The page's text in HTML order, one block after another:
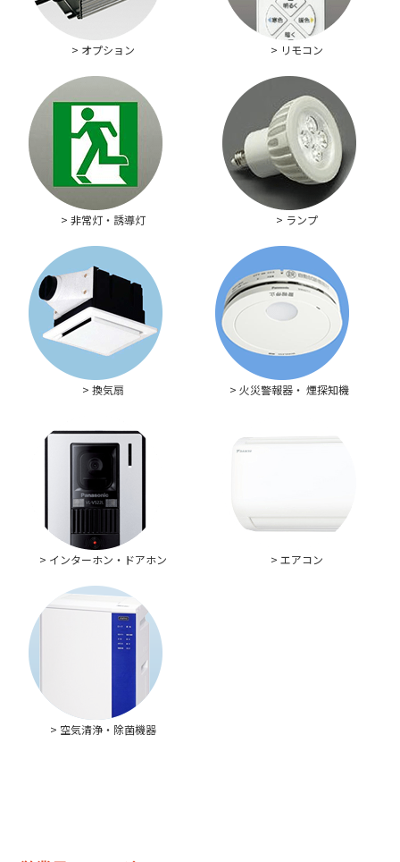
> オプション > リモコン
> 非常灯・誘導灯 > ランプ
> 換気扇 > 火災警報器・ 煙探知機
> インターホン・ドアホン > エアコン
> 空気清浄・除菌機器